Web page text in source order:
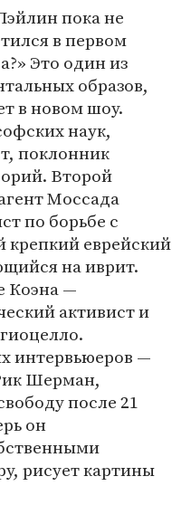
пока не
в первом
Это один из
образов,
в новом шоу.
наук,
поклонник
Второй
Моссада
по борьбе с
еврейский
на иврит.
Коэна —
активист и
интервьюеров —
Шерман,
после 21
он
рисует картины